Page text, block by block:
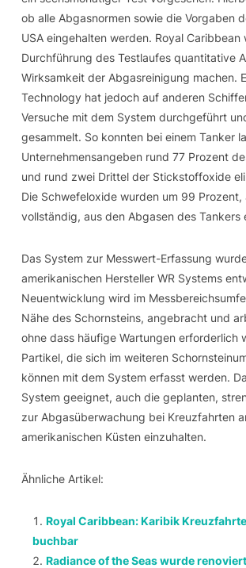
ob alle Abgasnormen sowie die Vorgaben
USA eingehalten werden. Royal Caribbean
Durchführung des Testlaufes quantitative
Wirksamkeit der Abgasreinigung machen.
Technology hat jedoch auf anderen
Versuche mit dem System durchgeführt
gesammelt. So konnten bei einem Tanker
Unternehmensangeben rund 77 Prozent
und rund zwei Drittel der Stickstoffoxide
Die Schwefeloxide wurden um 99 Prozent,
vollständig, aus den Abgasen des Tankers
Das System zur Messwert-Erfassung
amerikanischen Hersteller WR Systems
Neuentwicklung wird im
Nähe des Schornsteins, angebracht und
ohne dass häufige Wartungen erforderlich
Partikel, die sich im weiteren
können mit dem System erfasst werden.
System geeignet, auch die geplanten,
zur Abgasüberwachung bei Kreuzfahrten
amerikanischen Küsten einzuhalten.
Ähnliche Artikel:
Royal Caribbean: Karibik
buchbar
Radiance of the Seas wurde renoviert